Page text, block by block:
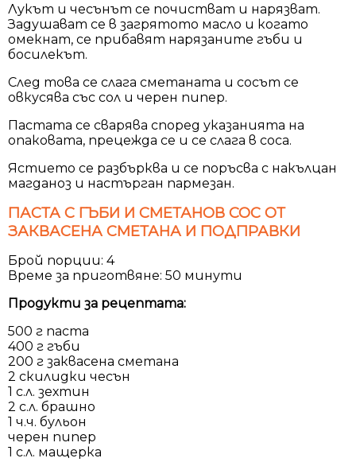
Лукът и чесънът се почистват и нарязват.
Задушават се в загрятото масло и когато
омекнат, се прибавят нарязаните гъби и
босилекът.
След това се слага сметаната и сосът се
овкусява със сол и черен пипер.
Пастата се сварява според указанията на
опаковата, прецежда се и се слага в соса.
Ястието се разбърква и се поръсва с накълцан
магданоз и настърган пармезан.
ПАСТА С ГЪБИ И СМЕТАНОВ СОС ОТ
ЗАКВАСЕНА СМЕТАНА И ПОДПРАВКИ
Брой порции: 4
Време за приготвяне: 50 минути
Продукти за рецептата:
500 г паста
400 г гъби
200 г заквасена сметана
2 скилидки чесън
1 с.л. зехтин
2 с.л. брашно
1 ч.ч. бульон
черен пипер
1 с.л. мащерка